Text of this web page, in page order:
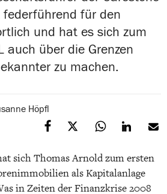
federführend für den
und hat es sich zum
auch über die Grenzen
zu machen.
Höpfl
sich Thomas Arnold zum ersten
als Kapitalanlage
in Zeiten der Finanzkrise 2008